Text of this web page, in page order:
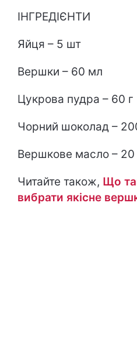
ІНГРЕДІЄНТИ
Яйця – 5 шт
Вершки – 60 мл
Цукрова пудра – 60 г
Чорний шоколад –
Вершкове масло – 20
Читайте також, Що
вибрати якісне